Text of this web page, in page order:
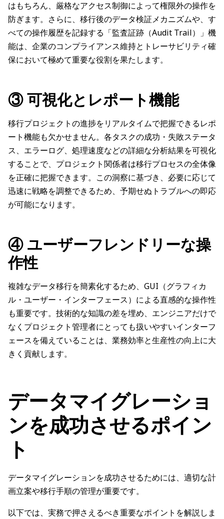
はもちろん、厳格なアクセス制御によって権限外の操作を
防ぎます。さらに、移行後のデータ検証メカニズムや、す
べての操作履歴を記録する「監査証跡（Audit Trail）」機
能は、企業のコンプライアンス維持とトレーサビリティ確
保において極めて重要な役割を果たします。
③ 可視化とレポート機能
移行プロジェクトの進捗をリアルタイムで把握できるレポ
ート機能も欠かせません。各タスクの成功・失敗ステータ
ス、エラーログ、処理速度などの詳細な分析結果を可視化
することで、プロジェクト関係者は移行プロセスの全体像
を正確に把握できます。この洞察に基づき、必要に応じて
迅速に戦略を調整できるため、予期せぬトラブルへの即応
が可能になります。
④ ユーザーフレンドリーな操
作性
複雑なデータ移行を簡素化するため、GUI（グラフィカ
ル・ユーザー・インターフェース）による直感的な操作性
も重要です。技術的な知識の差を埋め、エンジニアだけで
なくプロジェクト管理者にとっても扱いやすいインターフ
ェースを備えていることは、業務効率と生産性の向上に大
きく貢献します。
データマイグレーショ
ンを成功させるポイン
ト
データマイグレーションを成功させるためには、適切な計
画立案や移行手順の管理が重要です。
以下では、実務で押さえるべき重要なポイントを解説しま